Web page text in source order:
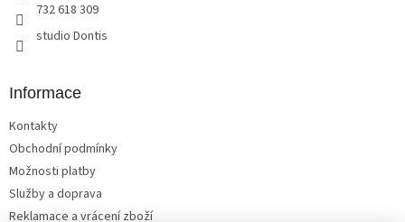
732 618 309
studio Dontis
Informace
Kontakty
Obchodní podmínky
Možnosti platby
Služby a doprava
Reklamace a vrácení zboží